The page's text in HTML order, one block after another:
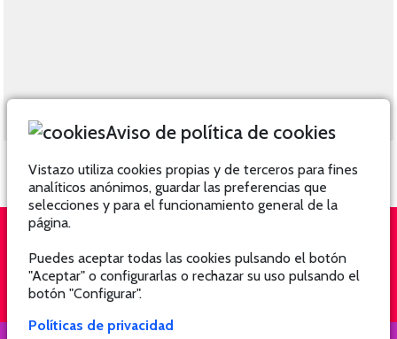
QUIÉNES SOMOS SUSCRÍBETE
Aviso de política de cookies
Vistazo utiliza cookies propias y de terceros para fines
analíticos anónimos, guardar las preferencias que
selecciones y para el funcionamiento general de la
página.
Puedes aceptar todas las cookies pulsando el botón
"Aceptar" o configurarlas o rechazar su uso pulsando el
botón "Configurar".
Políticas de privacidad